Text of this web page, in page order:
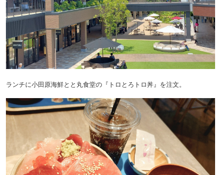
ランチに小田原海鮮とと丸食堂の『トロとろトロ丼』を注文。